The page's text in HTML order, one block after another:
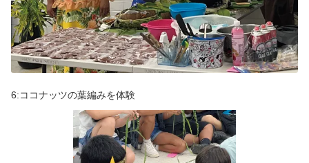
6:ココナッツの葉編みを体験